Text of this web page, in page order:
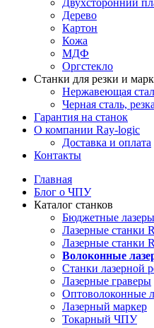
Двухсторонний
Дерево
Картон
Кожа
МДФ
Оргстекло
Станки для резки и
Нержавеющая
Черная сталь,
Гарантия на станок
О компании Ray-logic
Доставка и оплата
Контакты
Главная
Блог о ЧПУ
Каталог станков
Бюджетные
Лазерные станки
Лазерные станки
Волоконные
Станки лазерной
Лазерные граверы
Оптоволоконные
Лазерный маркер
Токарный ЧПУ